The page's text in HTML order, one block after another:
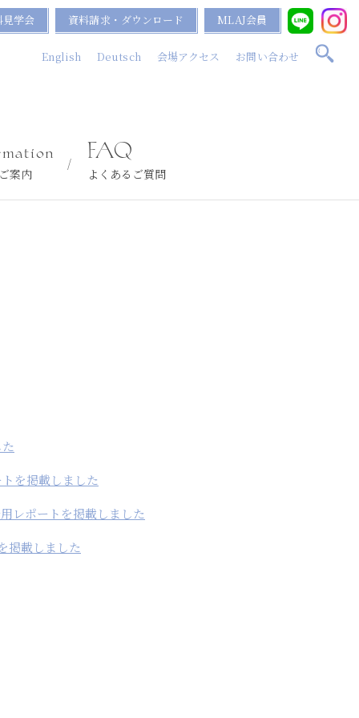
見学会 資料請求・ダウンロード MLAJ会員
English Deutsch 会場アクセス お問い合わせ
案内 よくあるご質問
FAQ
を掲載しました
レポートを掲載しました
掲載しました